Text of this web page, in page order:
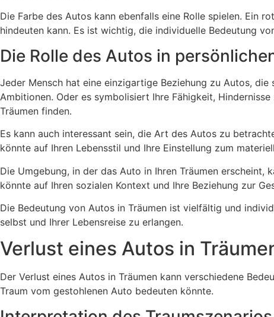
Die Farbe des Autos kann ebenfalls eine Rolle spielen. Ein
hindeuten kann. Es ist wichtig, die individuelle Bedeutung
Die Rolle des Autos in
Jeder Mensch hat eine einzigartige Beziehung zu Autos,
Ambitionen. Oder es symbolisiert Ihre Fähigkeit,
Träumen finden.
Es kann auch interessant sein, die Art des Autos zu
könnte auf Ihren Lebensstil und Ihre Einstellung zum
Die Umgebung, in der das Auto in Ihren Träumen
könnte auf Ihren sozialen Kontext und Ihre Beziehung zur
Die Bedeutung von Autos in Träumen ist vielfältig und
selbst und Ihrer Lebensreise zu erlangen.
Verlust eines Autos in
Der Verlust eines Autos in Träumen kann verschiedene
Traum vom gestohlenen Auto bedeuten könnte.